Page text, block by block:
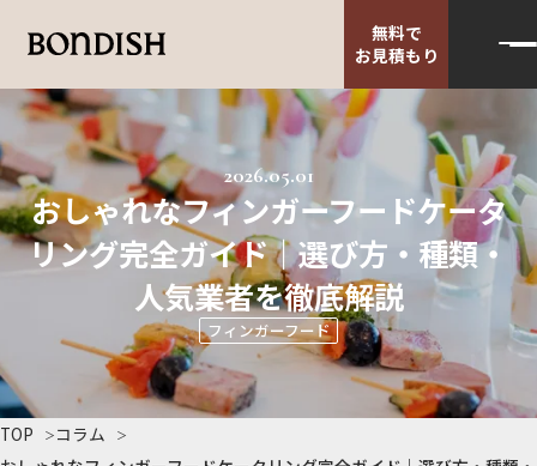
無料で
お見積もり
TOP
コラム
2026.05.01
おしゃれなフィンガーフードケータ
リング完全ガイド｜選び方・種類・
人気業者を徹底解説
フィンガーフード